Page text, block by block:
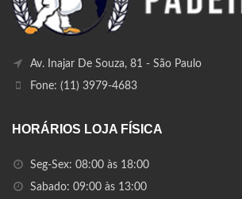
Av. Inajar De Souza, 81 - São Paulo
Fone: (11) 3979-4683
HORÁRIOS LOJA FÍSICA
Seg-Sex: 08:00 às 18:00
Sabado: 09:00 às 13:00